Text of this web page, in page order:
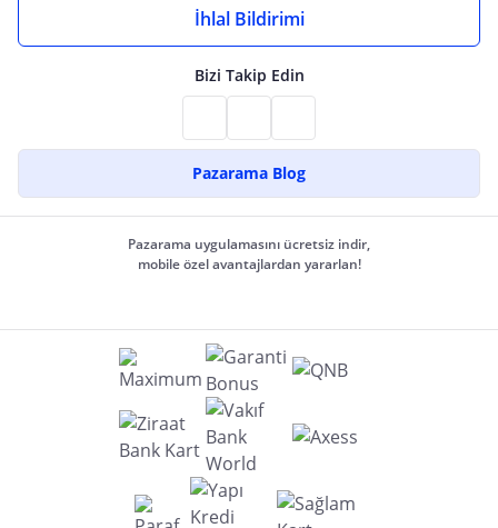
İhlal Bildirimi
Bizi Takip Edin
Pazarama Blog
Pazarama uygulamasını ücretsiz indir,
mobile özel avantajlardan yararlan!